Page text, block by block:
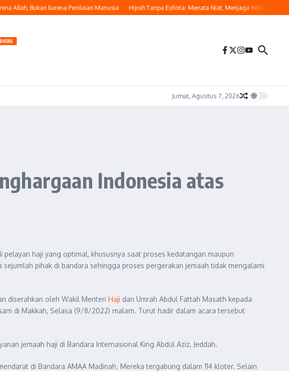
Bukan karena Penilaian Manusia Hijrah Tanpa Euforia: Menata Niat, Menjaga Istikamah
Jumat, Agustus 7, 2026
Indonesia atas
haji yang optimal, khususnya saat proses kedatangan maupun
pihak di bandara sehingga proses pergerakan jemaah tidak mengalami
diserahkan oleh Wakil Menteri Haji dan Umrah Abdul Fattah Masath kepada
di Makkah, Selasa (9/8/2022) malam. Turut hadir dalam acara tersebut
jemaah haji di Bandara Internasional King Abdul Aziz, Jeddah.
di Bandara AMAA Madinah. Mereka tergabung dalam 114 kloter. Selain